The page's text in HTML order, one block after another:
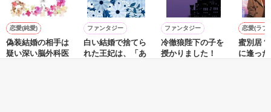
*｡+*｡+*+*｡｡*+｡*゜*+｡+*
２０１１
最終更新４/２４
作品を読む
恋愛(純愛)
偽装結婚の相手は
疑い深い脳外科医
ファンタジー
白い結婚で捨てら
れた王妃は、「あ
ファンタジー
冷徹狼陛下の子を
授かりました！
恋愛(ラブ
蜜別居
に逢っ